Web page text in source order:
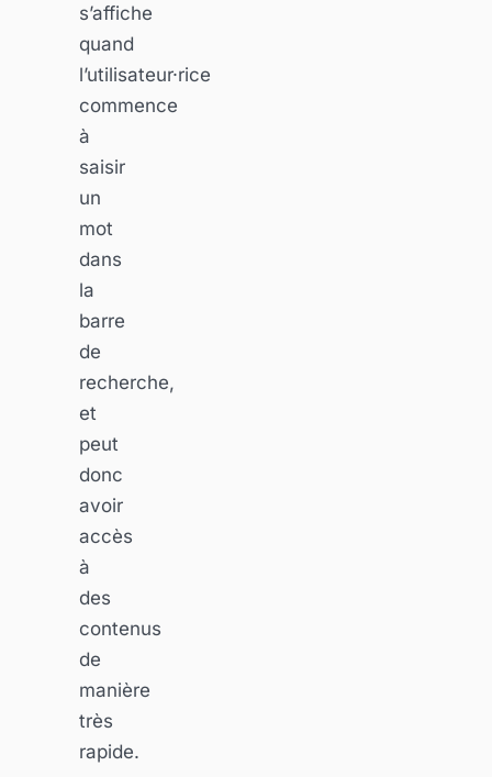
s’affiche
quand
l’utilisateur·rice
commence
à
saisir
un
mot
dans
la
barre
de
recherche,
et
peut
donc
avoir
accès
à
des
contenus
de
manière
très
rapide.